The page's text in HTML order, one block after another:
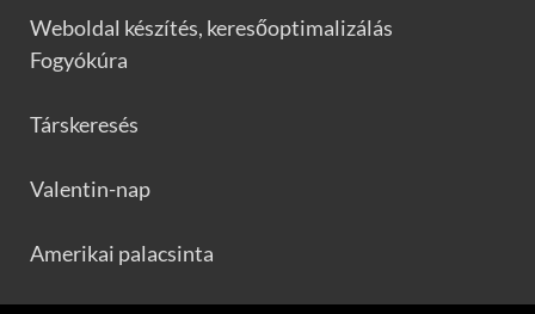
Weboldal készítés, keresőoptimalizálás
Fogyókúra
Társkeresés
Valentin-nap
Amerikai palacsinta